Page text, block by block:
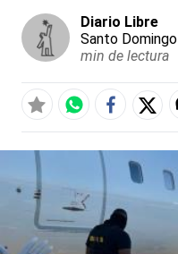
Diario Libre
Santo Domingo
min de lectura